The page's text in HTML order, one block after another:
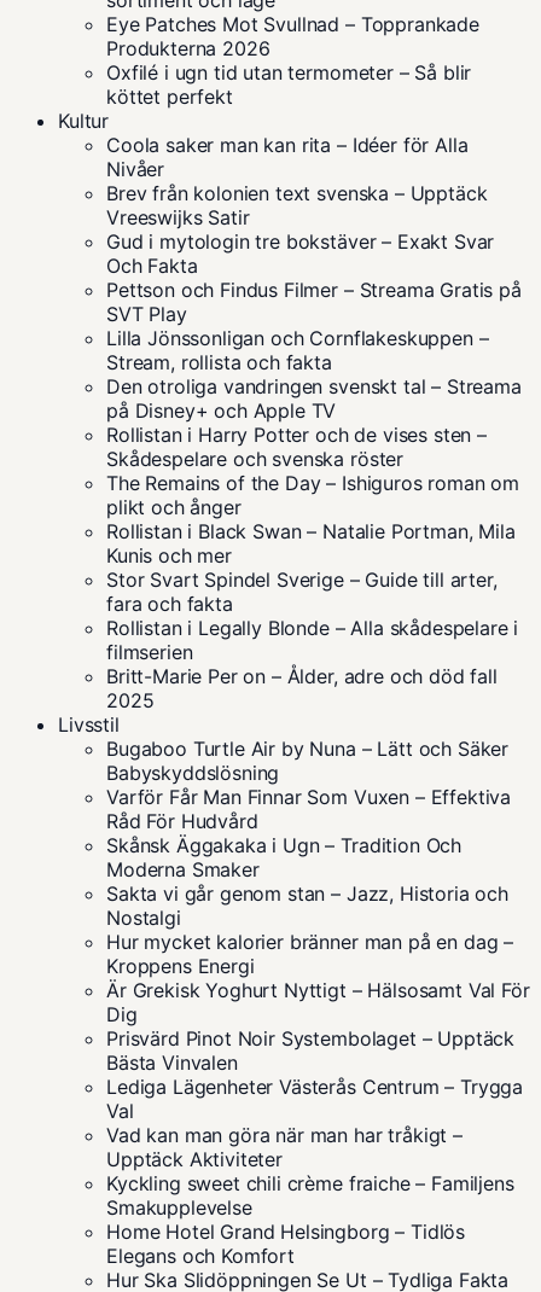
Eye Patches Mot Svullnad – Topprankade
Produkterna 2026
Oxfilé i ugn tid utan termometer – Så blir
köttet perfekt
Kultur
Coola saker man kan rita – Idéer för Alla
Nivåer
Brev från kolonien text svenska – Upptäck
Vreeswijks Satir
Gud i mytologin tre bokstäver – Exakt Svar
Och Fakta
Pettson och Findus Filmer – Streama Gratis på
SVT Play
Lilla Jönssonligan och Cornflakeskuppen –
Stream, rollista och fakta
Den otroliga vandringen svenskt tal – Streama
på Disney+ och Apple TV
Rollistan i Harry Potter och de vises sten –
Skådespelare och svenska röster
The Remains of the Day – Ishiguros roman om
plikt och ånger
Rollistan i Black Swan – Natalie Portman, Mila
Kunis och mer
Stor Svart Spindel Sverige – Guide till arter,
fara och fakta
Rollistan i Legally Blonde – Alla skådespelare i
filmserien
Britt-Marie Per on – Ålder, adre och död fall
2025
Livsstil
Bugaboo Turtle Air by Nuna – Lätt och Säker
Babyskyddslösning
Varför Får Man Finnar Som Vuxen – Effektiva
Råd För Hudvård
Skånsk Äggakaka i Ugn – Tradition Och
Moderna Smaker
Sakta vi går genom stan – Jazz, Historia och
Nostalgi
Hur mycket kalorier bränner man på en dag –
Kroppens Energi
Är Grekisk Yoghurt Nyttigt – Hälsosamt Val För
Dig
Prisvärd Pinot Noir Systembolaget – Upptäck
Bästa Vinvalen
Lediga Lägenheter Västerås Centrum – Trygga
Val
Vad kan man göra när man har tråkigt –
Upptäck Aktiviteter
Kyckling sweet chili crème fraiche – Familjens
Smakupplevelse
Home Hotel Grand Helsingborg – Tidlös
Elegans och Komfort
Hur Ska Slidöppningen Se Ut – Tydliga Fakta